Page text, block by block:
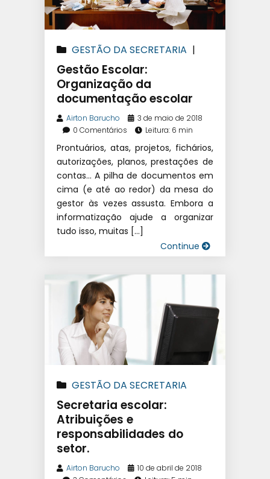
GESTÃO DA SECRETARIA |
GESTÃO EDUCACIONAL
Gestão Escolar:
Organização da
documentação escolar
Airton Barucho
3 de maio de 2018
0 Comentários
Leitura: 6 min
Prontuários, atas, projetos, fichários,
autorizações, planos, prestações de
contas… A pilha de documentos em
cima (e até ao redor) da mesa do
gestor às vezes assusta. Embora a
informatização ajude a organizar
tudo isso, muitas […]
Continue
GESTÃO DA SECRETARIA
Secretaria escolar:
Atribuições e
responsabilidades do
setor.
Airton Barucho
10 de abril de 2018